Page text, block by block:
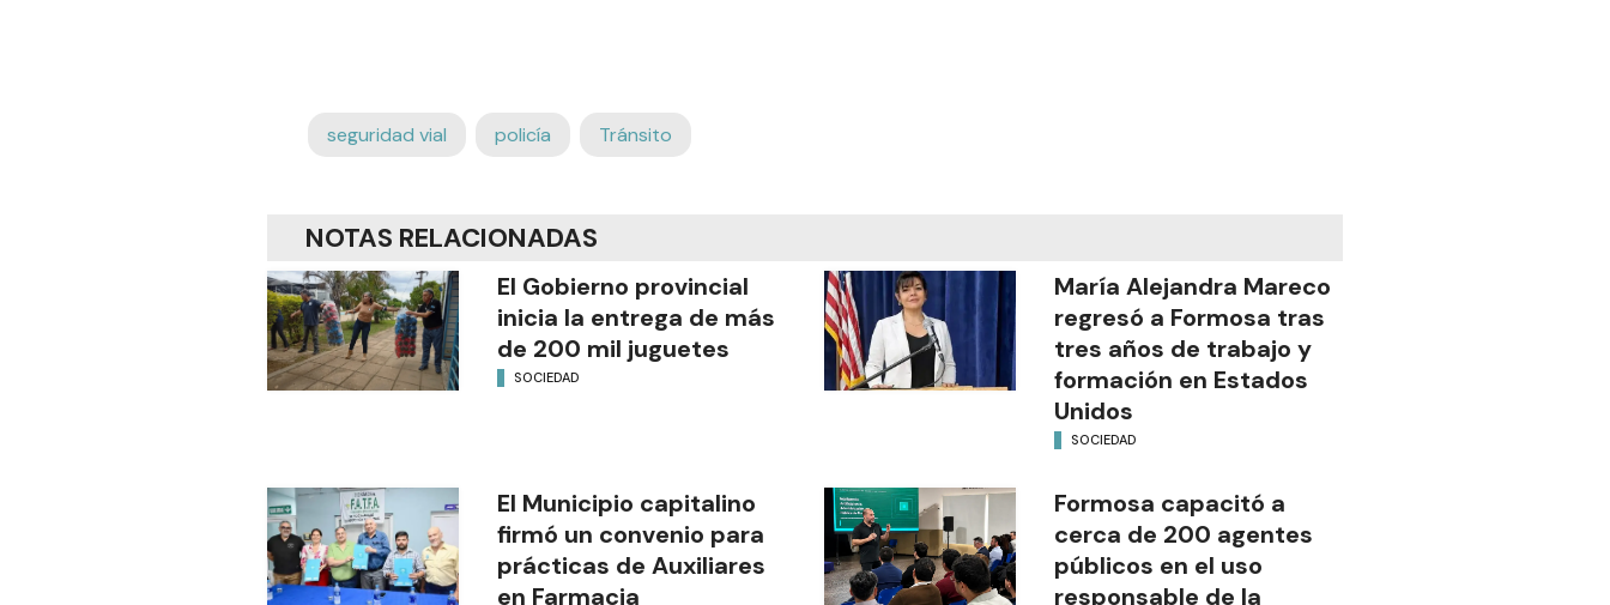
seguridad vial policía Tránsito
NOTAS RELACIONADAS
El Gobierno provincial
inicia la entrega de más
de 200 mil juguetes
SOCIEDAD
María Alejandra Mareco
regresó a Formosa tras
tres años de trabajo y
formación en Estados
Unidos
SOCIEDAD
El Municipio capitalino
firmó un convenio para
prácticas de Auxiliares
en Farmacia
Formosa capacitó a
cerca de 200 agentes
públicos en el uso
responsable de la